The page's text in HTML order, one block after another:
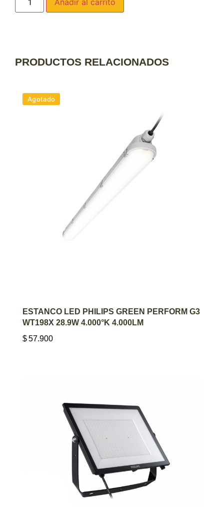
PRODUCTOS RELACIONADOS
Agotado
AGREGAR AL CARRITO
ESTANCO LED PHILIPS GREEN PERFORM G3
WT198X 28.9W 4.000°K 4.000LM
$57.900